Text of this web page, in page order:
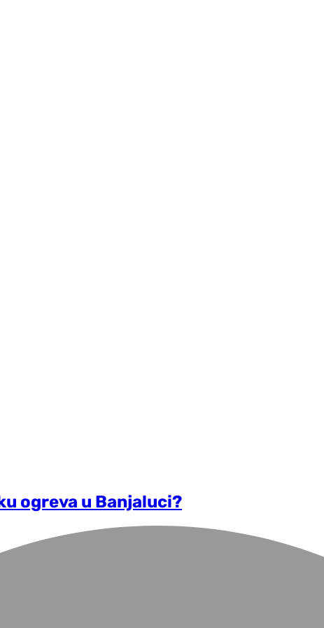
ogreva u Banjaluci?